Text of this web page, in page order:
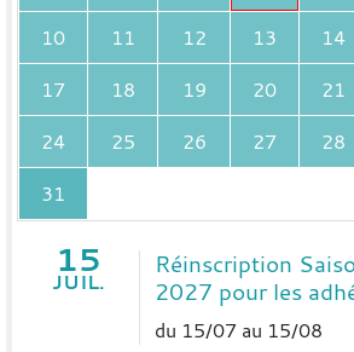
10
11 12 13 14
17
18 19 20 21
24
25 26 27 28
31
15
JUIL.
Réinscription
2027 pour les
du 15/07 au 15/08